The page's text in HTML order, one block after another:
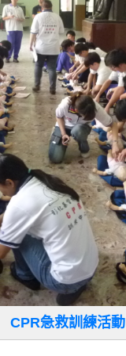
CPR急救訓練活動